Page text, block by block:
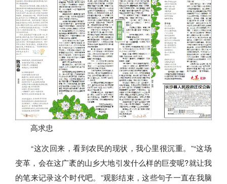
高求忠
“这次回来，看到农民的现状，我心里很沉重。”“这场
变革，会在这广袤的山乡大地引发什么样的巨变呢?就让我
的笔来记录这个时代吧。”观影结束，这些句子一直在我脑